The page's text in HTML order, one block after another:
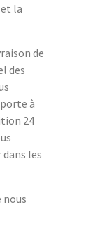
la
de
des
à
24
les
nous